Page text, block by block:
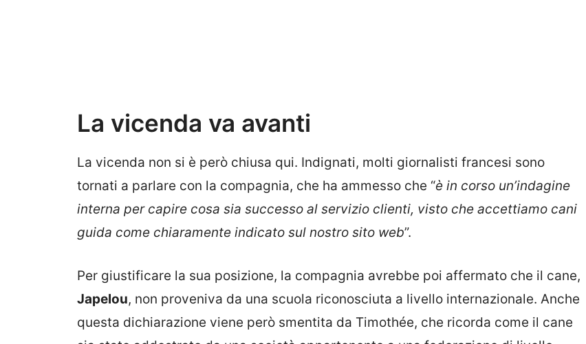
La vicenda va avanti
La vicenda non si è però chiusa qui. Indignati, molti giornalisti francesi sono
tornati a parlare con la compagnia, che ha ammesso che “è in corso un’indagine
interna per capire cosa sia successo al servizio clienti, visto che accettiamo cani
guida come chiaramente indicato sul nostro sito web”.
Per giustificare la sua posizione, la compagnia avrebbe poi affermato che il cane,
Japelou, non proveniva da una scuola riconosciuta a livello internazionale. Anche
questa dichiarazione viene però smentita da Timothée, che ricorda come il cane